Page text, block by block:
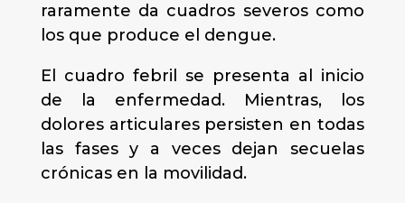
raramente da cuadros severos como
los que produce el dengue.
El cuadro febril se presenta al inicio
de la enfermedad. Mientras, los
dolores articulares persisten en todas
las fases y a veces dejan secuelas
crónicas en la movilidad.